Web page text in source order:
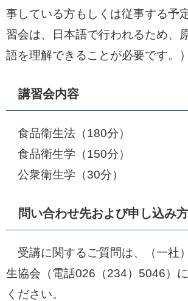
事している方もしくは従事する予
習会は、日本語で行われるため、
語を理解できることが必要です。）
講習会内容
食品衛生法（180分）
食品衛生学（150分）
公衆衛生学（30分）
問い合わせ先および申し込み
受講に関するご質問は、（一社
生協会（電話026（234）5046）
ください。